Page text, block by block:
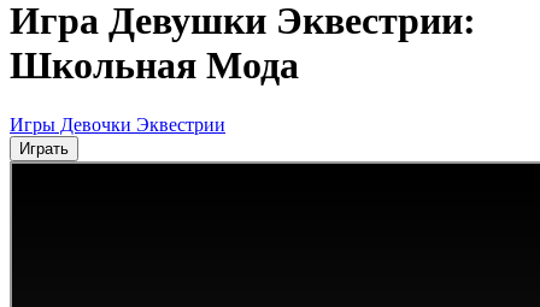
Игра Девушки Эквестрии:
Школьная Мода
Игры Девочки Эквестрии
Играть